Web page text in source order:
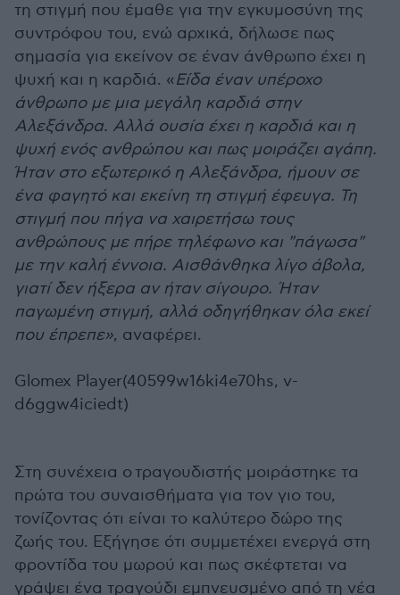
τη στιγμή που έμαθε για την εγκυμοσύνη της
συντρόφου του, ενώ αρχικά, δήλωσε πως
σημασία για εκείνον σε έναν άνθρωπο έχει η
ψυχή και η καρδιά. «Είδα έναν υπέροχο
άνθρωπο με μια μεγάλη καρδιά στην
Αλεξάνδρα. Αλλά ουσία έχει η καρδιά και η
ψυχή ενός ανθρώπου και πως μοιράζει αγάπη.
Ήταν στο εξωτερικό η Αλεξάνδρα, ήμουν σε
ένα φαγητό και εκείνη τη στιγμή έφευγα. Τη
στιγμή που πήγα να χαιρετήσω τους
ανθρώπους με πήρε τηλέφωνο και "πάγωσα"
με την καλή έννοια. Αισθάνθηκα λίγο άβολα,
γιατί δεν ήξερα αν ήταν σίγουρο. Ήταν
παγωμένη στιγμή, αλλά οδηγήθηκαν όλα εκεί
που έπρεπε», αναφέρει.
Glomex Player(40599w16ki4e70hs, v-
d6ggw4iciedt)
Στη συνέχεια ο τραγουδιστής μοιράστηκε τα
πρώτα του συναισθήματα για τον γιο του,
τονίζοντας ότι είναι το καλύτερο δώρο της
ζωής του. Εξήγησε ότι συμμετέχει ενεργά στη
φροντίδα του μωρού και πως σκέφτεται να
γράψει ένα τραγούδι εμπνευσμένο από τη νέα